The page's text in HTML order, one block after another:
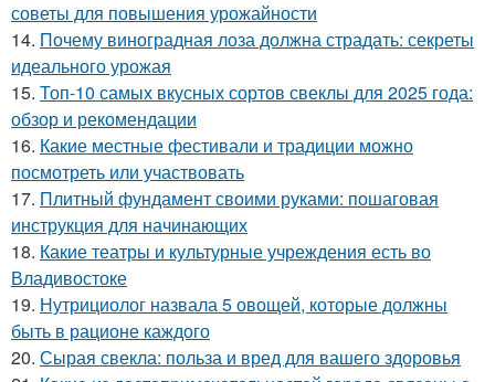
советы для повышения урожайности
14. Почему виноградная лоза должна страдать: секреты
идеального урожая
15. Топ-10 самых вкусных сортов свеклы для 2025 года:
обзор и рекомендации
16. Какие местные фестивали и традиции можно
посмотреть или участвовать
17. Плитный фундамент своими руками: пошаговая
инструкция для начинающих
18. Какие театры и культурные учреждения есть во
Владивостоке
19. Нутрициолог назвала 5 овощей, которые должны
быть в рационе каждого
20. Сырая свекла: польза и вред для вашего здоровья